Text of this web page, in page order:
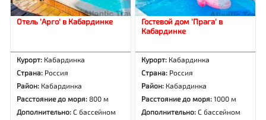
Отель 'Арго' в Кабардинке
Курорт: Кабардинка
Страна: Россия
Район: Кабардинка
Расстояние до моря:800 м
Дополнительно:С бассейном
Гостевой дом 'Прага' в
Кабардинке
Курорт: Кабардинка
Страна: Россия
Район: Кабардинка
Расстояние до моря:1000 м
Дополнительно:С бассейном